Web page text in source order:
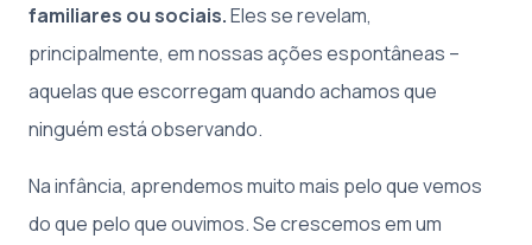
familiares ou sociais.Eles se revelam,
principalmente, em nossas ações espontâneas –
aquelas que escorregam quando achamos que
ninguém está observando.
Na infância, aprendemos muito mais pelo que vemos
do que pelo que ouvimos. Se crescemos em um